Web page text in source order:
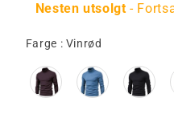
Nesten utsolgt
Farge : Vinrød